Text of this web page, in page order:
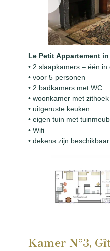
Le Petit Appartement
• 2 slaapkamers – één
• voor 5 personen
• 2 badkamers met WC
• woonkamer met zithoek
• uitgeruste keuken
• eigen tuin met
• Wifi
• dekens zijn
Kamer N°3,